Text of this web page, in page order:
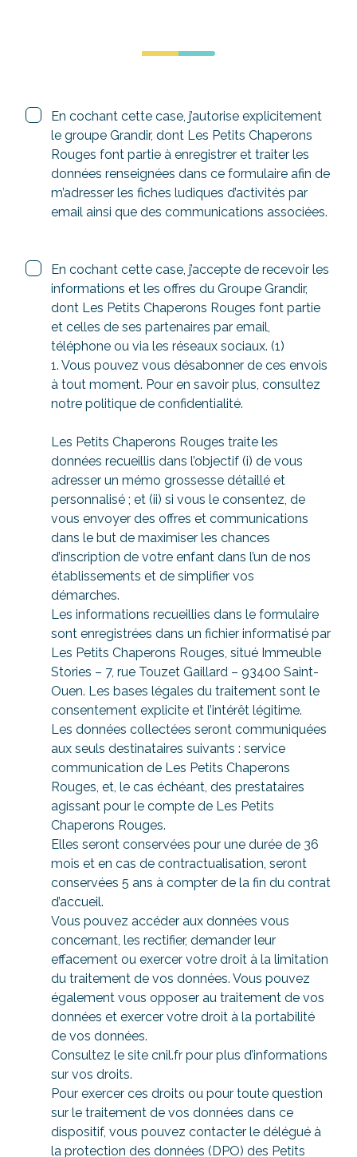
Conditions générales d'utilisations *
En cochant cette case, j’autorise explicitement
le groupe Grandir, dont Les Petits Chaperons
Rouges font partie à enregistrer et traiter les
données renseignées dans ce formulaire afin de
m’adresser les fiches ludiques d’activités par
email ainsi que des communications associées.
Newsletter
En cochant cette case, j’accepte de recevoir les
informations et les offres du Groupe Grandir,
dont Les Petits Chaperons Rouges font partie
et celles de ses partenaires par email,
téléphone ou via les réseaux sociaux. (1)
1. Vous pouvez vous désabonner de ces envois
à tout moment. Pour en savoir plus, consultez
notre politique de confidentialité.
Les Petits Chaperons Rouges traite les
données recueillis dans l’objectif (i) de vous
adresser un mémo grossesse détaillé et
personnalisé ; et (ii) si vous le consentez, de
vous envoyer des offres et communications
dans le but de maximiser les chances
d’inscription de votre enfant dans l’un de nos
établissements et de simplifier vos
démarches.
Les informations recueillies dans le formulaire
sont enregistrées dans un fichier informatisé par
Les Petits Chaperons Rouges, situé Immeuble
Stories – 7, rue Touzet Gaillard – 93400 Saint-
Ouen. Les bases légales du traitement sont le
consentement explicite et l’intérêt légitime.
Les données collectées seront communiquées
aux seuls destinataires suivants : service
communication de Les Petits Chaperons
Rouges, et, le cas échéant, des prestataires
agissant pour le compte de Les Petits
Chaperons Rouges.
Elles seront conservées pour une durée de 36
mois et en cas de contractualisation, seront
conservées 5 ans à compter de la fin du contrat
d’accueil.
Vous pouvez accéder aux données vous
concernant, les rectifier, demander leur
effacement ou exercer votre droit à la limitation
du traitement de vos données. Vous pouvez
également vous opposer au traitement de vos
données et exercer votre droit à la portabilité
de vos données.
Consultez le site cnil.fr pour plus d’informations
sur vos droits.
Pour exercer ces droits ou pour toute question
sur le traitement de vos données dans ce
dispositif, vous pouvez contacter le délégué à
la protection des données (DPO) des Petits